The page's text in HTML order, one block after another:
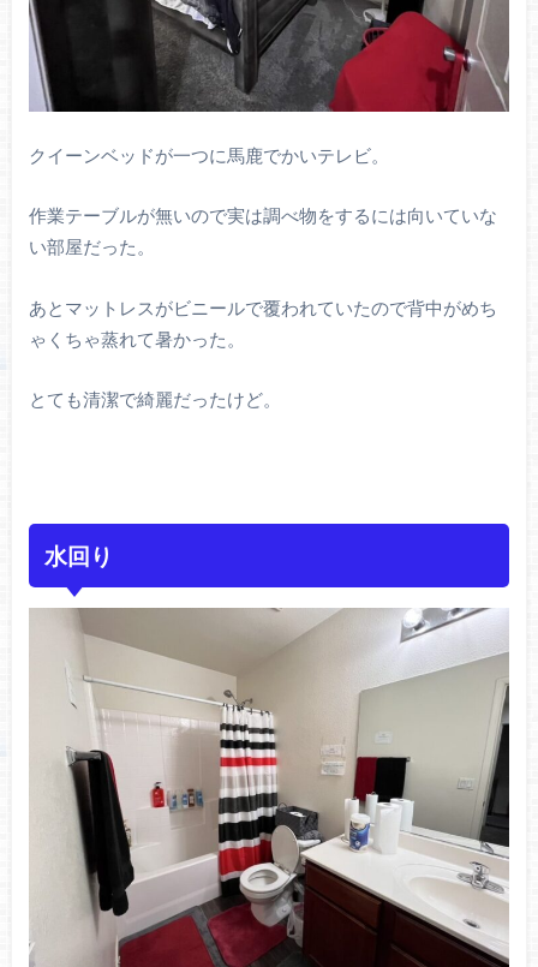
クイーンベッドが一つに馬鹿でかいテレビ。
作業テーブルが無いので実は調べ物をするには向いていな
い部屋だった。
あとマットレスがビニールで覆われていたので背中がめち
ゃくちゃ蒸れて暑かった。
とても清潔で綺麗だったけど。
水回り